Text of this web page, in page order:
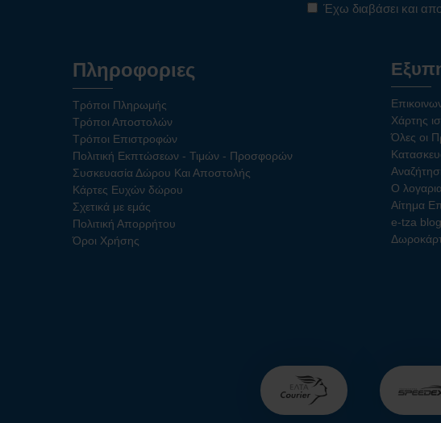
Έχω διαβάσει και
Πληροφοριες
Τρόποι Πληρωμής
Τρόποι Αποστολών
Τρόποι Επιστροφών
Πολιτική Εκπτώσεων - Τιμών - Προσφορών
Συσκευασία Δώρου Και Αποστολής
Κάρτες Ευχών δώρου
Σχετικά με εμάς
Πολιτική Απορρήτου
Όροι Χρήσης
Χάρτης
Όλες οι
Ο
Αίτημα
e-tza blog